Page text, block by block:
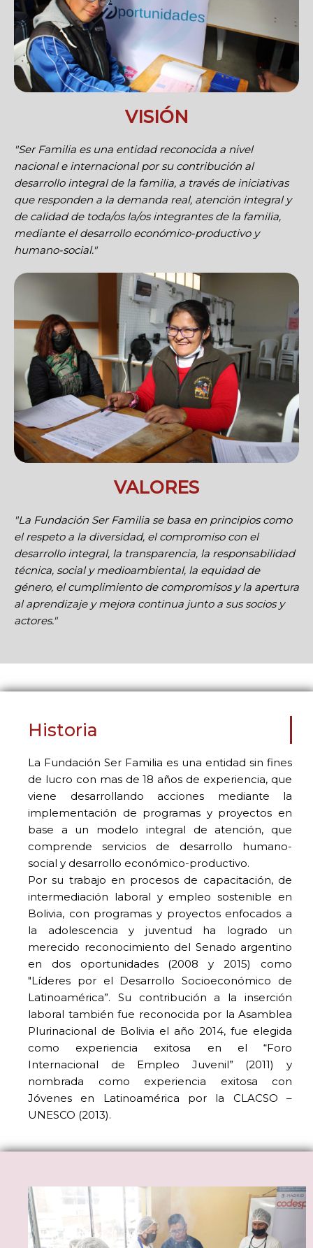
VISIÓN
"Ser Familia es una entidad reconocida a nivel
nacional e internacional por su contribución al
desarrollo integral de la familia, a través de iniciativas
que responden a la demanda real, atención integral y
de calidad de toda/os la/os integrantes de la familia,
mediante el desarrollo económico-productivo y
humano-social."
VALORES
"La Fundación Ser Familia se basa en principios como
el respeto a la diversidad, el compromiso con el
desarrollo integral, la transparencia, la responsabilidad
técnica, social y medioambiental, la equidad de
género, el cumplimiento de compromisos y la apertura
al aprendizaje y mejora continua junto a sus socios y
actores."
Historia
La Fundación Ser Familia es una entidad sin fines
de lucro con mas de 18 años de experiencia, que
viene desarrollando acciones mediante la
implementación de programas y proyectos en
base a un modelo integral de atención, que
comprende servicios de desarrollo humano-
social y desarrollo económico-productivo.
Por su trabajo en procesos de capacitación, de
intermediación laboral y empleo sostenible en
Bolivia, con programas y proyectos enfocados a
la adolescencia y juventud ha logrado un
merecido reconocimiento del Senado argentino
en dos oportunidades (2008 y 2015) como
"Líderes por el Desarrollo Socioeconómico de
Latinoamérica”. Su contribución a la inserción
laboral también fue reconocida por la Asamblea
Plurinacional de Bolivia el año 2014, fue elegida
como experiencia exitosa en el “Foro
Internacional de Empleo Juvenil” (2011) y
nombrada como experiencia exitosa con
Jóvenes en Latinoamérica por la CLACSO –
UNESCO (2013).